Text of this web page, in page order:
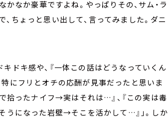
かなか豪華ですよね。やっぱりその、サム・ラ
ちょっと思い出して、言ってみました。ダニ
ドキ感や、『一体この話はどうなっていくん
にフリとオチの応酬が見事だったと思いま
拾ったナイフ→実はそれは…』、『この実は毒
うになった岩壁→そこを活かして…』」。しか